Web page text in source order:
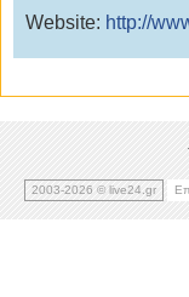
Website: http://
2003-2026 © live24.gr